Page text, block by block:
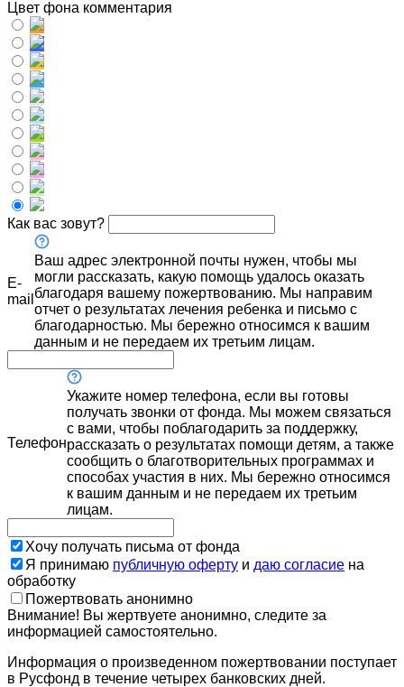
Цвет фона комментария
Как вас зовут?
E-
mail
Ваш адрес электронной почты нужен, чтобы мы
могли рассказать, какую помощь удалось оказать
благодаря вашему пожертвованию. Мы направим
отчет о результатах лечения ребенка и письмо с
благодарностью. Мы бережно относимся к вашим
данным и не передаем их третьим лицам.
Телефон
Укажите номер телефона, если вы готовы
получать звонки от фонда. Мы можем связаться
с вами, чтобы поблагодарить за поддержку,
рассказать о результатах помощи детям, а также
сообщить о благотворительных программах и
способах участия в них. Мы бережно относимся
к вашим данным и не передаем их третьим
лицам.
Хочу получать письма от фонда
Я принимаю публичную оферту и даю согласие на
обработку
Пожертвовать анонимно
Внимание! Вы жертвуете анонимно, следите за
информацией самостоятельно.
Информация о произведенном пожертвовании поступает
в Русфонд в течение четырех банковских дней.